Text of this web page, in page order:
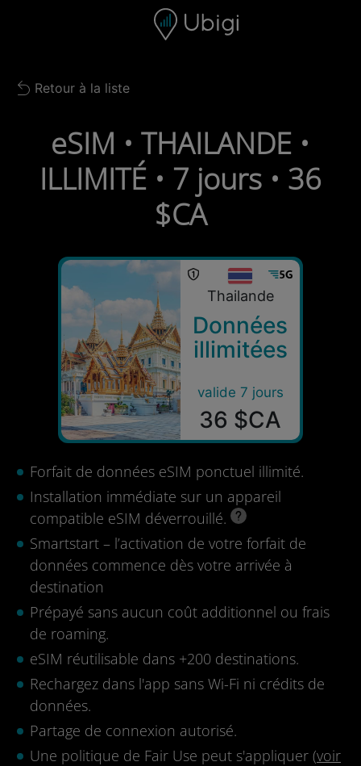
Barre de navigation Bas de page
Back to list
Retour à la liste
eSIM • THAILANDE •
ILLIMITÉ • 7 jours • 36
$CA
Thailande
Données
illimitées
valide 7 jours
36 $CA
Forfait de données eSIM ponctuel illimité.
Installation immédiate sur un appareil
compatible eSIM déverrouillé.
Smartstart – l’activation de votre forfait de
données commence dès votre arrivée à
destination
Prépayé sans aucun coût additionnel ou frais
de roaming.
eSIM réutilisable dans +200 destinations.
Rechargez dans l'app sans Wi-Fi ni crédits de
données.
Partage de connexion autorisé.
Une politique de Fair Use peut s'appliquer (voir